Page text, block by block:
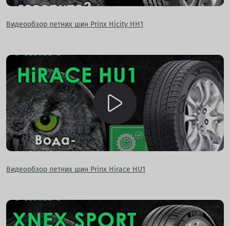
Видеообзор летних шин Prinx Hicity HH1
Видеообзор летних шин Prinx Hirace HU1